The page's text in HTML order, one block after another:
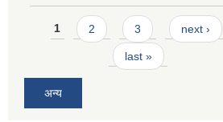
Pages
1 2 3 next ›
last »
अन्य